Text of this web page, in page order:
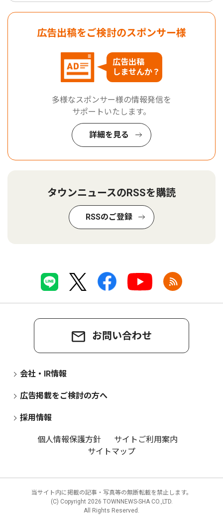
広告出稿をご検討のスポンサー様
広告出稿
しませんか？
多様なスポンサー様の情報発信を
サポートいたします。
詳細を見る
タウンニュースのRSSを購読
RSSのご登録
お問い合わせ
会社・IR情報
広告掲載をご検討の方へ
採用情報
個人情報保護方針
サイトご利用案内
サイトマップ
当サイト内に掲載の記事・写真等の無断転載を禁止します。
(C) Copyright 2026 TOWNNEWS-SHA CO.,LTD.
All Rights Reserved.